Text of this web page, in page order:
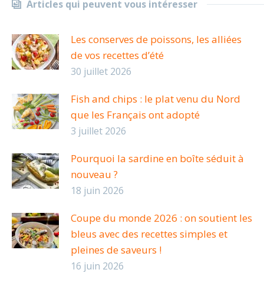
Articles qui peuvent vous intéresser
Les conserves de poissons, les alliées
de vos recettes d’été
30 juillet 2026
Fish and chips : le plat venu du Nord
que les Français ont adopté
3 juillet 2026
Pourquoi la sardine en boîte séduit à
nouveau ?
18 juin 2026
Coupe du monde 2026 : on soutient les
bleus avec des recettes simples et
pleines de saveurs !
16 juin 2026